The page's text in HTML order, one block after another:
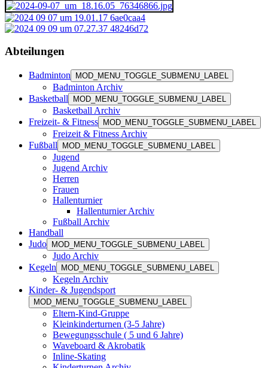
Abteilungen
Badminton MOD_MENU_TOGGLE_SUBMENU_LABEL
Badminton Archiv
Basketball
MOD_MENU_TOGGLE_SUBMENU_LABEL
Basketball Archiv
Freizeit- & Fitness
MOD_MENU_TOGGLE_SUBMENU_LABEL
Freizeit & Fitness Archiv
Fußball
MOD_MENU_TOGGLE_SUBMENU_LABEL
Jugend
Jugend Archiv
Herren
Frauen
Hallenturnier
Hallenturnier Archiv
Fußball Archiv
Handball
Judo
MOD_MENU_TOGGLE_SUBMENU_LABEL
Judo Archiv
Kegeln
MOD_MENU_TOGGLE_SUBMENU_LABEL
Kegeln Archiv
Kinder- & Jugendsport
MOD_MENU_TOGGLE_SUBMENU_LABEL
Eltern-Kind-Gruppe
Kleinkinderturnen (3-5 Jahre)
Bewegungsschule ( 5 und 6 Jahre)
Waveboard & Akrobatik
Inline-Skating